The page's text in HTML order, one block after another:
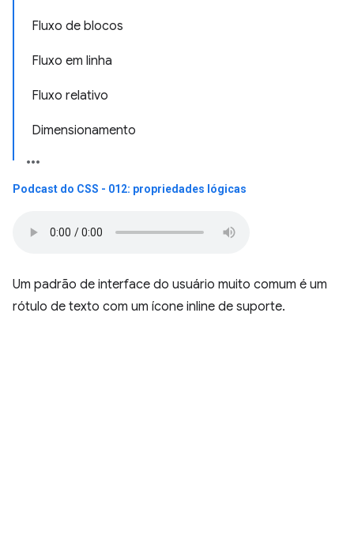
Fluxo de blocos
Fluxo em linha
Fluxo relativo
Dimensionamento
Podcast do CSS - 012: propriedades lógicas
Um padrão de interface do usuário muito comum é um
rótulo de texto com um ícone inline de suporte.